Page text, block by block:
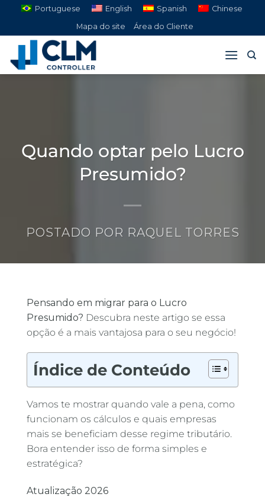
Pular
o
conteúdo
Portuguese English Spanish
Chinese
Mapa do site
Área do Cliente
Quando optar pelo Lucro
Presumido?
POSTADO POR RAQUEL TORRES
Pensando em migrar para o Lucro
Presumido? Descubra neste artigo se essa
opção é a mais vantajosa para o seu negócio!
Índice de Conteúdo
Vamos te mostrar quando vale a pena, como
funcionam os cálculos e quais empresas
mais se beneficiam desse regime tributário.
Bora entender isso de forma simples e
estratégica?
Atualização 2026